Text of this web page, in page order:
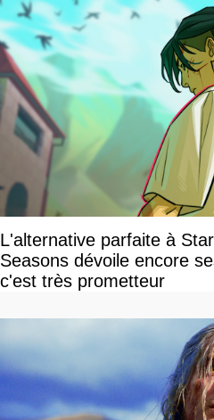
L'alternative parfaite à
Seasons dévoile encore
c'est très prometteur